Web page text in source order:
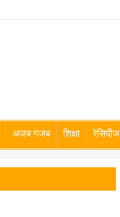
अजब गजब शिक्षा रेसिपीज